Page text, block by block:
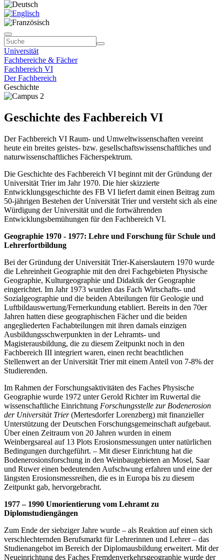
Universität
Fachbereiche & Fächer
Fachbereich VI
Der Fachbereich
Geschichte
Geschichte des Fachbereich VI
Der Fachbereich VI Raum- und Umweltwissenschaften vereint
heute ein breites geistes- bzw. gesellschaftswissenschaftliches und
naturwissenschaftliches Fächerspektrum.
Die Geschichte des Fachbereich VI beginnt mit der Gründung der
Universität Trier im Jahr 1970. Die hier skizzierte
Entwicklungsgeschichte des FB VI liefert damit einen Beitrag zum
50-jährigen Bestehen der Universität Trier und versteht sich als eine
Würdigung der Universität und die fortwährenden
Entwicklungsbemühungen für den Fachbereich VI.
Geographie 1970 - 1977: Lehre und Forschung für Schule und
Lehrerfortbildung
Bei der Gründung der Universität Trier-Kaiserslautern 1970 wurde
die Lehreinheit Geographie mit den drei Fachgebieten Physische
Geographie, Kulturgeographie und Didaktik der Geographie
eingerichtet. Im Jahr 1973 wurden das Fach Wirtschafts- und
Sozialgeographie und die beiden Abteilungen für Geologie und
Luftbildauswertung/Fernerkundung etabliert. Bereits in den 70er
Jahren hatten diese geographischen Fächer und die beiden
angegliederten Fachabteilungen mit ihren damals einzigen
Ausbildungsschwerpunkten in der Lehramts- und
Magisterausbildung, die zu diesem Zeitpunkt noch in den
Fachbereich III integriert waren, einen recht beachtlichen
Stellenwert an der Universität Trier mit einem Anteil von 7-8% der
Studierenden.
Im Rahmen der Forschungsaktivitäten des Faches Physische
Geographie wurde 1972 unter Gerold Richter im Ruwertal die
wissenschaftliche Einrichtung Forschungsstelle zur Bodenerosion
der Universität Trier(Mertesdorfer Lorenzberg) mit finanzieller
Unterstützung der Deutschen Forschungsgemeinschaft aufgebaut.
Über einen Zeitraum von 20 Jahren wurden in einem
Weinbergsareal auf 13 Plots Erosionsmessungen unter natürlichen
Bedingungen durchgeführt. – Mit dieser Einrichtung hat die
Bodenerosionsforschung in den Weinbaugebieten an Mosel, Saar
und Ruwer einen bedeutenden Aufschwung erfahren und eine der
längsten Erosionsmessreihen, die es in Europa bis zu diesem
Zeitpunkt gab, hervorgebracht.
1977 – 1990 Umorientierung vom Lehramt zu
Diplomstudiengängen
Zum Ende der siebziger Jahre wurde – als Reaktion auf einen sich
verschlechternden Berufsmarkt für Lehrerinnen und Lehrer – das
Studienangebot im Bereich der Diplomausbildung erweitert. Mit der
Neueinrichtung des Faches Fremdenverkehrsgeographie wurde der